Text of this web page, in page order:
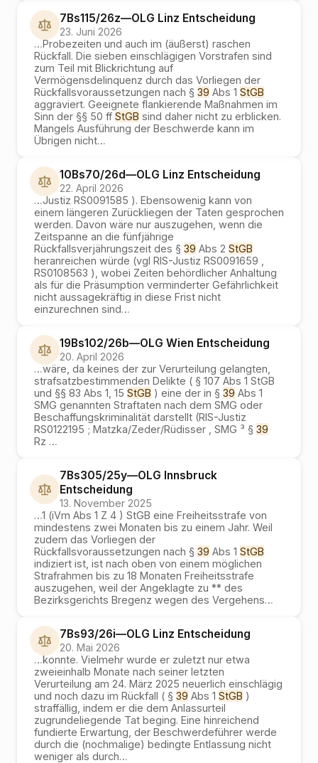
7Bs115/26z—OLG Linz Entscheidung
23. Juni 2026
…Probezeiten und auch im (äußerst) raschen
Rückfall. Die sieben einschlägigen Vorstrafen sind
zum Teil mit Blickrichtung auf
Vermögensdelinquenz durch das Vorliegen der
Rückfallsvoraussetzungen nach § 39 Abs 1 StGB
aggraviert. Geeignete flankierende Maßnahmen im
Sinn der §§ 50 ff StGB sind daher nicht zu erblicken.
Mangels Ausführung der Beschwerde kann im
Übrigen nicht…
10Bs70/26d—OLG Linz Entscheidung
22. April 2026
…Justiz RS0091585 ). Ebensowenig kann von
einem längeren Zurückliegen der Taten gesprochen
werden. Davon wäre nur auszugehen, wenn die
Zeitspanne an die fünfjährige
Rückfallsverjährungszeit des § 39 Abs 2 StGB
heranreichen würde (vgl RIS-Justiz RS0091659 ,
RS0108563 ), wobei Zeiten behördlicher Anhaltung
als für die Präsumption verminderter Gefährlichkeit
nicht aussagekräftig in diese Frist nicht
einzurechnen sind…
19Bs102/26b—OLG Wien Entscheidung
20. April 2026
…wäre, da keines der zur Verurteilung gelangten,
strafsatzbestimmenden Delikte ( § 107 Abs 1 StGB
und §§ 83 Abs 1, 15 StGB ) eine der in § 39 Abs 1
SMG genannten Straftaten nach dem SMG oder
Beschaffungskriminalität darstellt (RIS-Justiz
RS0122195 ; Matzka/Zeder/Rüdisser , SMG ³ § 39
Rz …
7Bs305/25y—OLG Innsbruck
Entscheidung
13. November 2025
…1 (iVm Abs 1 Z 4 ) StGB eine Freiheitsstrafe von
mindestens zwei Monaten bis zu einem Jahr. Weil
zudem das Vorliegen der
Rückfallsvoraussetzungen nach § 39 Abs 1 StGB
indiziert ist, ist nach oben von einem möglichen
Strafrahmen bis zu 18 Monaten Freiheitsstrafe
auszugehen, weil der Angeklagte zu ** des
Bezirksgerichts Bregenz wegen des Vergehens…
7Bs93/26i—OLG Linz Entscheidung
20. Mai 2026
…konnte. Vielmehr wurde er zuletzt nur etwa
zweieinhalb Monate nach seiner letzten
Verurteilung am 24. März 2025 neuerlich einschlägig
und noch dazu im Rückfall ( § 39 Abs 1 StGB )
straffällig, indem er die dem Anlassurteil
zugrundeliegende Tat beging. Eine hinreichend
fundierte Erwartung, der Beschwerdeführer werde
durch die (nochmalige) bedingte Entlassung nicht
weniger als durch…